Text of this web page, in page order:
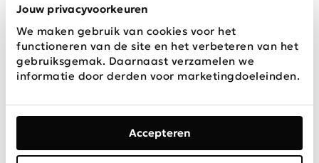
Jouw privacyvoorkeuren
We maken gebruik van cookies voor het
functioneren van de site en het verbeteren van het
gebruiksgemak. Daarnaast verzamelen we
informatie door derden voor marketingdoeleinden.
Accepteren
Wij zijn Schijvens mode
Algemene Privacy & Disclaimer